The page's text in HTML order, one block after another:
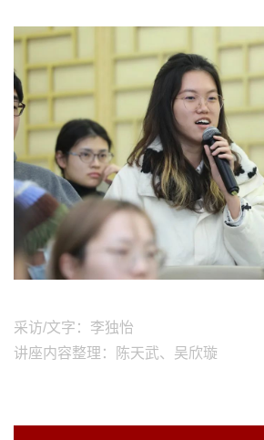
采访/文字：李独怡
讲座内容整理：陈天武、吴欣璇